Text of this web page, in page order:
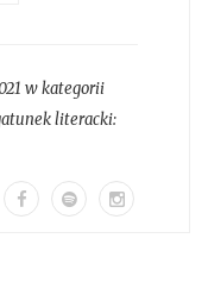
w kategorii
literacki: